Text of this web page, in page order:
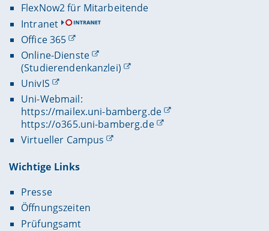
FlexNow2 für Mitarbeitende
Intranet
Office 365
Online-Dienste
(Studierendenkanzlei)
UnivIS
Uni-Webmail:
https://mailex.uni-bamberg.de
https://o365.uni-bamberg.de
Virtueller Campus
Wichtige Links
Presse
Öffnungszeiten
Prüfungsamt